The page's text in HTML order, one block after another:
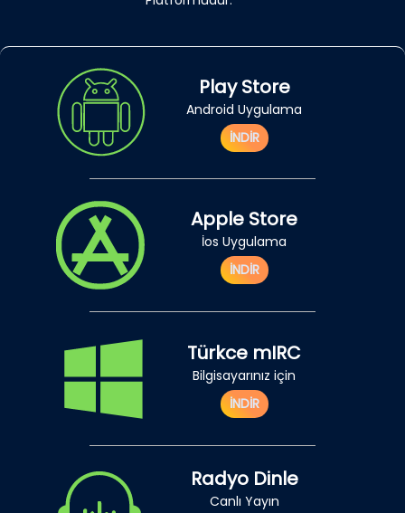
Play Store
Android Uygulama
İNDİR
Apple Store
İos Uygulama
İNDİR
Türkce mIRC
Bilgisayarınız için
İNDİR
Radyo Dinle
Canlı Yayın